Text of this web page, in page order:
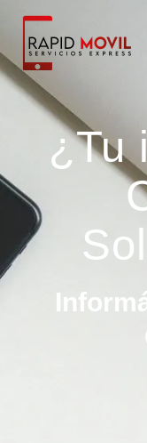
¿Tu